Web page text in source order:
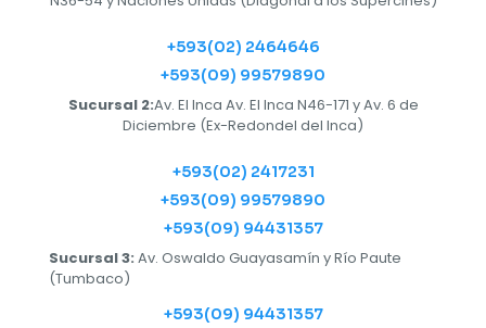
+593(02) 2464646
+593(09) 99579890
Sucursal 2:Av. El Inca Av. El Inca N46-171 y Av. 6 de
Diciembre (Ex-Redondel del Inca)
+593(02) 2417231
+593(09) 99579890
+593(09) 94431357
Sucursal 3: Av. Oswaldo Guayasamín y Río Paute
(Tumbaco)
+593(09) 94431357